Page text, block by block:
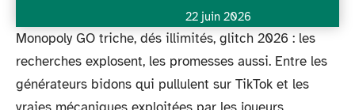
22 juin 2026
Monopoly GO triche, dés illimités, glitch 2026 : les
recherches explosent, les promesses aussi. Entre les
générateurs bidons qui pullulent sur TikTok et les